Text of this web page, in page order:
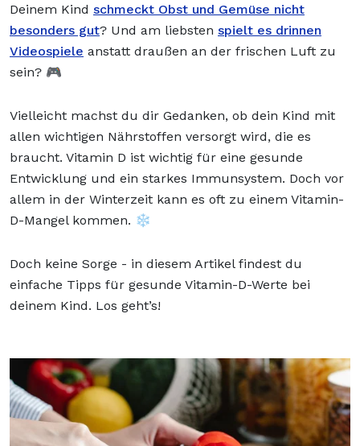
Deinem Kind schmeckt Obst und Gemüse nicht
besonders gut? Und am liebsten spielt es drinnen
Videospiele anstatt draußen an der frischen Luft zu
sein? 🎮
Vielleicht machst du dir Gedanken, ob dein Kind mit
allen wichtigen Nährstoffen versorgt wird, die es
braucht. Vitamin D ist wichtig für eine gesunde
Entwicklung und ein starkes Immunsystem. Doch vor
allem in der Winterzeit kann es oft zu einem Vitamin-
D-Mangel kommen. ❄️
Doch keine Sorge - in diesem Artikel findest du
einfache Tipps für gesunde Vitamin-D-Werte bei
deinem Kind. Los geht’s!